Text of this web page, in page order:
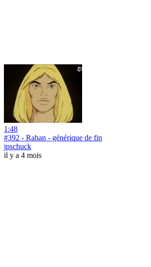
1:48
#392 - Rahan - générique de fin
jpschuck
il y a 4 mois